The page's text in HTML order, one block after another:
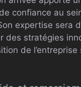
confiance au
expertise sera
des stratégies
de l’entreprise